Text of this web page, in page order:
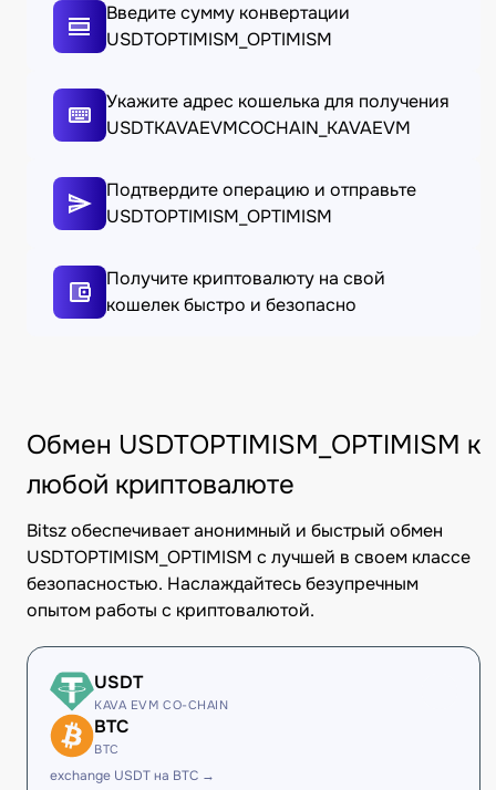
Введите сумму конвертации
USDTOPTIMISM_OPTIMISM
Укажите адрес кошелька для получения
USDTKAVAEVMCOCHAIN_KAVAEVM
Подтвердите операцию и отправьте
USDTOPTIMISM_OPTIMISM
Получите криптовалюту на свой
кошелек быстро и безопасно
Обмен USDTOPTIMISM_OPTIMISM к
любой криптовалюте
Bitsz обеспечивает анонимный и быстрый обмен
USDTOPTIMISM_OPTIMISM с лучшей в своем классе
безопасностью. Наслаждайтесь безупречным
опытом работы с криптовалютой.
USDT
KAVA EVM CO-CHAIN
BTC
BTC
exchange USDT на BTC →